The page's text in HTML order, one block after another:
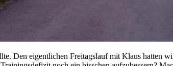
Den eigentlichen Freitagslauf mit Klaus hatten